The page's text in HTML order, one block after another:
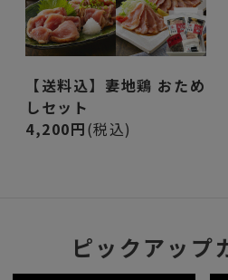
【送料込】妻地鶏 おため
しセット
4,200円(税込)
ピックアップ